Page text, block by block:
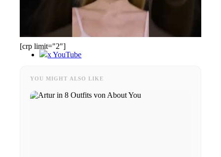
x TikTok
x YouTube
[crp limit="2"]
YOU MIGHT ALSO LIKE